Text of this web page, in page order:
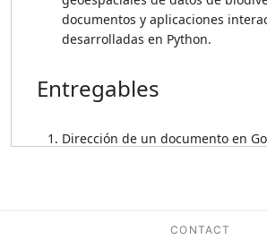
CONTACT